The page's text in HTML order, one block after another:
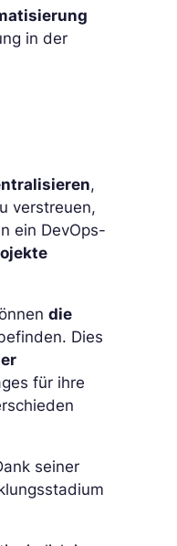
in der
,
verstreuen,
ein DevOps-
die
Dies
für ihre
seiner